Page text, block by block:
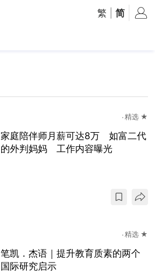
繁 简
精选 ★
家庭陪伴师月薪可达8万 如富二代
的外判妈妈 工作内容曝光
精选 ★
笔凯．杰语｜提升教育质素的两个
国际研究启示